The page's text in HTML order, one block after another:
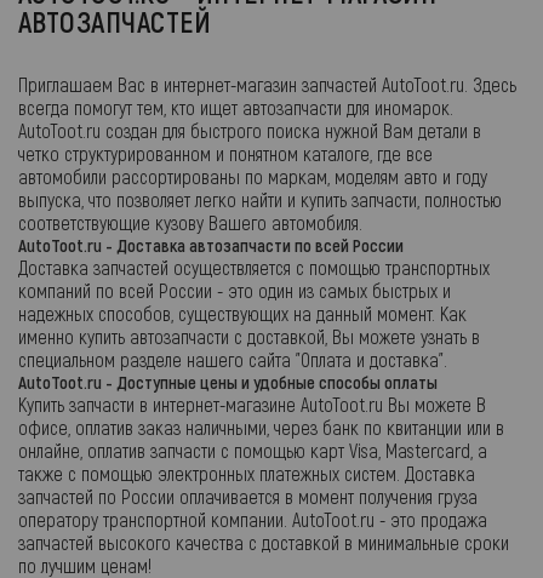
АВТОЗАПЧАСТЕЙ
Приглашаем Вас в интернет-магазин запчастей AutoToot.ru. Здесь
всегда помогут тем, кто ищет автозапчасти для иномарок.
AutoToot.ru создан для быстрого поиска нужной Вам детали в
четко структурированном и понятном каталоге, где все
автомобили рассортированы по маркам, моделям авто и году
выпуска, что позволяет легко найти и купить запчасти, полностью
соответствующие кузову Вашего автомобиля.
AutoToot.ru - Доставка автозапчасти по всей России
Доставка запчастей осуществляется с помощью транспортных
компаний по всей России - это один из самых быстрых и
надежных способов, существующих на данный момент. Как
именно купить автозапчасти с доставкой, Вы можете узнать в
специальном разделе нашего сайта "Оплата и доставка".
AutoToot.ru - Доступные цены и удобные способы оплаты
Купить запчасти в интернет-магазине AutoToot.ru Вы можете В
офисе, оплатив заказ наличными, через банк по квитанции или в
онлайне, оплатив запчасти с помощью карт Visa, Mastercard, а
также с помощью электронных платежных систем. Доставка
запчастей по России оплачивается в момент получения груза
оператору транспортной компании. AutoToot.ru - это продажа
запчастей высокого качества с доставкой в минимальные сроки
по лучшим ценам!